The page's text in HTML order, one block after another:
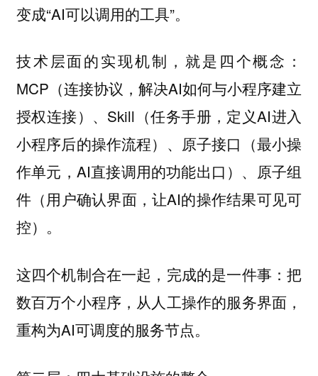
变成“AI可以调用的工具”。
技术层面的实现机制，就是四个概念：
MCP（连接协议，解决AI如何与小程序建立
授权连接）、Skill（任务手册，定义AI进入
小程序后的操作流程）、原子接口（最小操
作单元，AI直接调用的功能出口）、原子组
件（用户确认界面，让AI的操作结果可见可
控）。
这四个机制合在一起，完成的是一件事：把
数百万个小程序，从人工操作的服务界面，
重构为AI可调度的服务节点。